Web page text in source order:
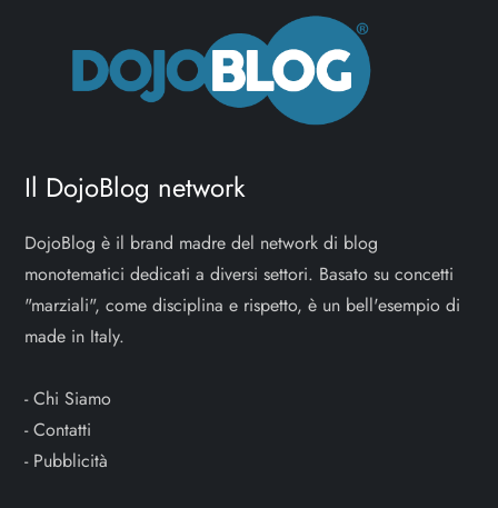
Il DojoBlog network
DojoBlog è il brand madre del network di blog
monotematici dedicati a diversi settori. Basato su concetti
"marziali", come disciplina e rispetto, è un bell'esempio di
made in Italy.
-Chi Siamo
-Contatti
- Pubblicità